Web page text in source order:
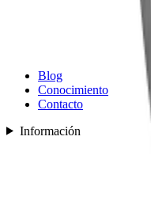
Blog
Conocimiento
Contacto
Información